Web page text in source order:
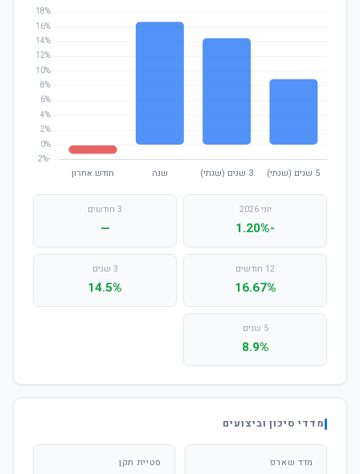
יוני 2026
-1.20%
3 חודשים
—
12 חודשים
16.67%
3 שנים
14.5%
5 שנים
8.9%
מדדי סיכון וביצועים
מדד שארפ סטיית תקן